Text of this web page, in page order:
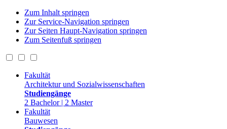
Zum Inhalt springen
Zur Service-Navigation springen
Zur Seiten Haupt-Navigation springen
Zum Seitenfuß springen
Fakultät
Architektur und Sozialwissenschaften
Studiengänge
2 Bachelor | 2 Master
Fakultät
Bauwesen